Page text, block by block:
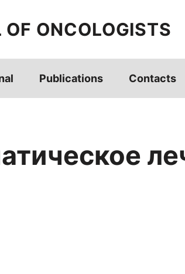
ONCOLOGISTS
Publications Contacts